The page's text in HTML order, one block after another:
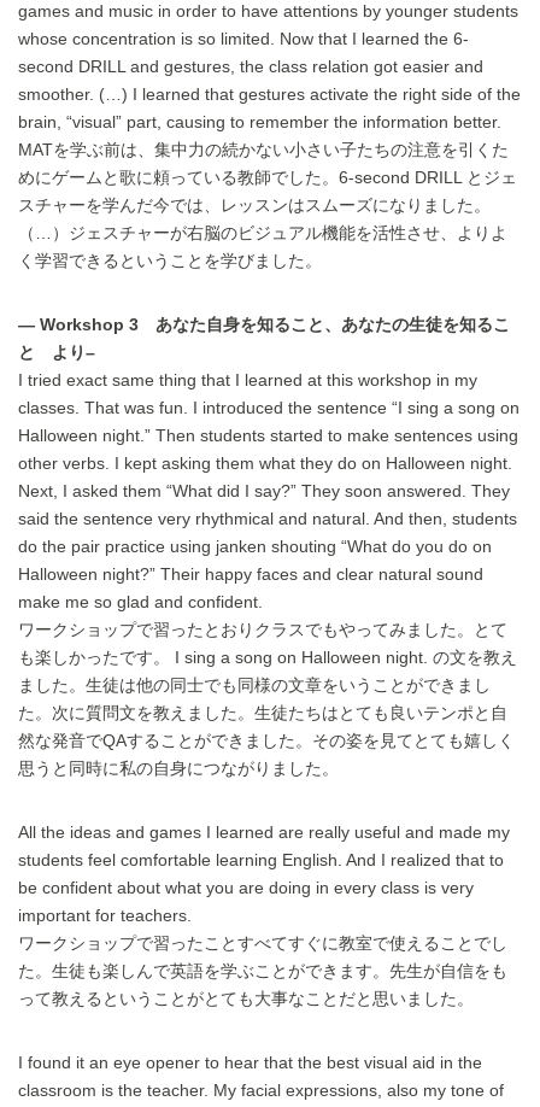
games and music in order to have attentions by younger students
whose concentration is so limited. Now that I learned the 6-
second DRILL and gestures, the class relation got easier and
smoother. (…) I learned that gestures activate the right side of the
brain, “visual” part, causing to remember the information better.
MATを学ぶ前は、集中力の続かない小さい子たちの注意を引くた
めにゲームと歌に頼っている教師でした。6-second DRILL とジェ
スチャーを学んだ今では、レッスンはスムーズになりました。
（…）ジェスチャーが右脳のビジュアル機能を活性させ、よりよ
く学習できるということを学びました。
— Workshop 3 あなた自身を知ること、あなたの生徒を知るこ
と より–
I tried exact same thing that I learned at this workshop in my
classes. That was fun. I introduced the sentence “I sing a song on
Halloween night.” Then students started to make sentences using
other verbs. I kept asking them what they do on Halloween night.
Next, I asked them “What did I say?” They soon answered. They
said the sentence very rhythmical and natural. And then, students
do the pair practice using janken shouting “What do you do on
Halloween night?” Their happy faces and clear natural sound
make me so glad and confident.
ワークショップで習ったとおりクラスでもやってみました。とて
も楽しかったです。 I sing a song on Halloween night. の文を教え
ました。生徒は他の同士でも同様の文章をいうことができまし
た。次に質問文を教えました。生徒たちはとても良いテンポと自
然な発音でQAすることができました。その姿を見てとても嬉しく
思うと同時に私の自身につながりました。
All the ideas and games I learned are really useful and made my
students feel comfortable learning English. And I realized that to
be confident about what you are doing in every class is very
important for teachers.
ワークショップで習ったことすべてすぐに教室で使えることでし
た。生徒も楽しんで英語を学ぶことができます。先生が自信をも
って教えるということがとても大事なことだと思いました。
I found it an eye opener to hear that the best visual aid in the
classroom is the teacher. My facial expressions, also my tone of